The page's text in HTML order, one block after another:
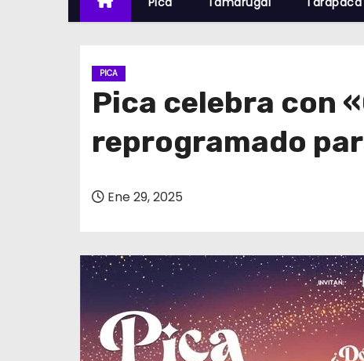
PICA
Pica celebra con
reprogramado
Ene 29, 2025